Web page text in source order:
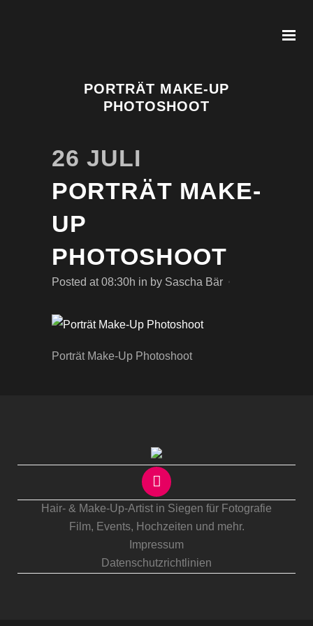
PORTRÄT MAKE-UP
PHOTOSHOOT
26 JULI
PORTRÄT MAKE-
UP
PHOTOSHOOT
Posted at 08:30h in by Sascha Bär
Porträt Make-Up Photoshoot
Hair- & Make-Up-Artist in Siegen für Fotografie
Film, Events, Hochzeiten und mehr.
Impressum
Datenschutzrichtlinien